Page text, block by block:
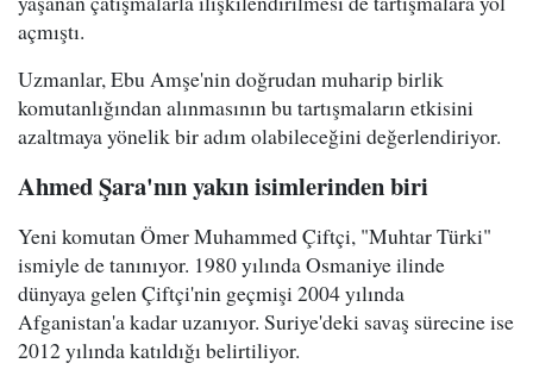
açmıştı.
Uzmanlar, Ebu Amşe'nin doğrudan muharip birlik
komutanlığından alınmasının bu tartışmaların etkisini
azaltmaya yönelik bir adım olabileceğini değerlendiriyor.
Ahmed Şara'nın yakın isimlerinden biri
Yeni komutan Ömer Muhammed Çiftçi, "Muhtar Türki"
ismiyle de tanınıyor. 1980 yılında Osmaniye ilinde
dünyaya gelen Çiftçi'nin geçmişi 2004 yılında
Afganistan'a kadar uzanıyor. Suriye'deki savaş sürecine ise
2012 yılında katıldığı belirtiliyor.